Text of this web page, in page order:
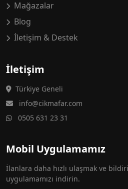
Mağazalar
Blog
İletişim & Destek
İletişim
Türkiye Geneli
info@cikmafar.com
0505 631 23 31
Mobil Uygulamamız
İlanlara daha hızlı ulaşmak ve
uygulamamızı indirin.